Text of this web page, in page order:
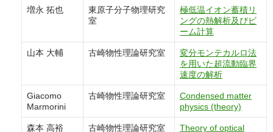
増永 拓也
東原子分子物理研究
室
極低温イオン蓄積リ
ングの熱解析及びビ
ーム計算
山本 大輔 古崎物性理論研究室
変分モンテカルロ法
を用いた超流動臨界
速度の解析
Giacomo
Marmorini
古崎物性理論研究室
Condensed matter
physics (theory)
森本 高裕 古崎物性理論研究室 Theory of optical